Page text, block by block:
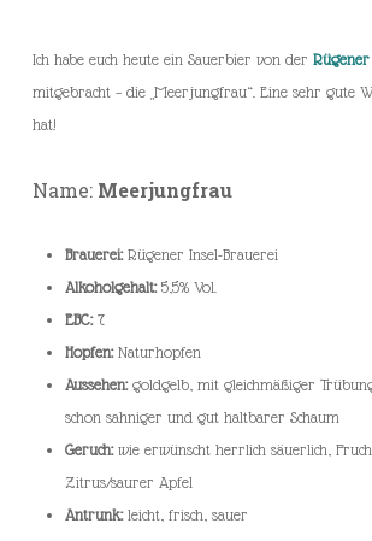
Ich habe euch heute ein Sauerbier von der
mitgebracht – die „Meerjungfrau“. Eine sehr gute
hat!
Name: Meerjungfrau
Brauerei:Rügener Insel-Brauerei
Alkoholgehalt:5,5% Vol.
EBC:7
Hopfen:Naturhopfen
Aussehen:goldgelb, mit gleichmäßiger
schon sahniger und gut haltbarer Schaum
Geruch:wie erwünscht herrlich säuerlich,
Zitrus/saurer Apfel
Antrunk:leicht, frisch, sauer